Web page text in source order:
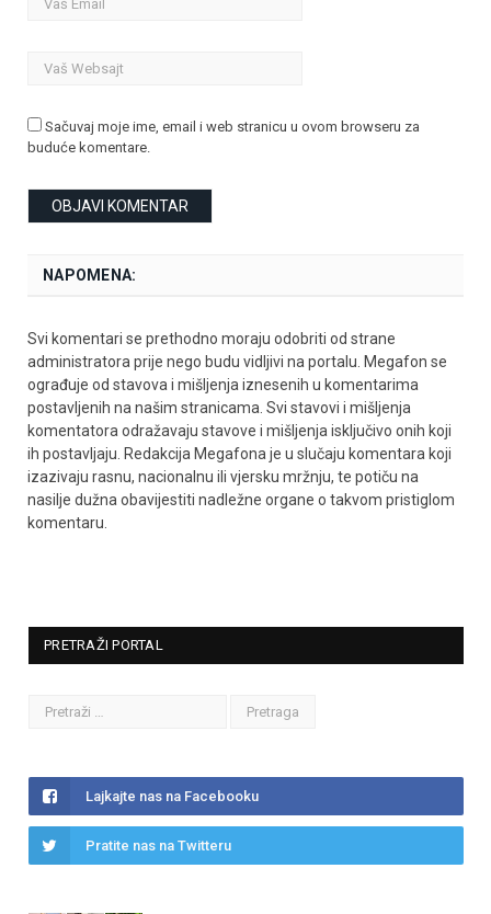
Sačuvaj moje ime, email i web stranicu u ovom browseru za
buduće komentare.
NAPOMENA:
Svi komentari se prethodno moraju odobriti od strane
administratora prije nego budu vidljivi na portalu. Megafon se
ograđuje od stavova i mišljenja iznesenih u komentarima
postavljenih na našim stranicama. Svi stavovi i mišljenja
komentatora odražavaju stavove i mišljenja isključivo onih koji
ih postavljaju. Redakcija Megafona je u slučaju komentara koji
izazivaju rasnu, nacionalnu ili vjersku mržnju, te potiču na
nasilje dužna obavijestiti nadležne organe o takvom pristiglom
komentaru.
PRETRAŽI PORTAL
Lajkajte nas na Facebooku
Pratite nas na Twitteru